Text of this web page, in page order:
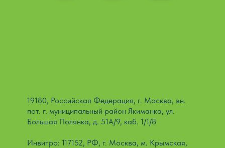
19180, Российская Федерация, г. Москва, вн.
пот. г. муниципальный район Якиманка, ул.
Большая Полянка, д. 51А/9, каб. 1/1/8
Инвитро: 117152, РФ, г. Москва, м. Крымская,